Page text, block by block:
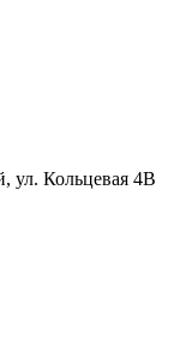
ул. Кольцевая 4В